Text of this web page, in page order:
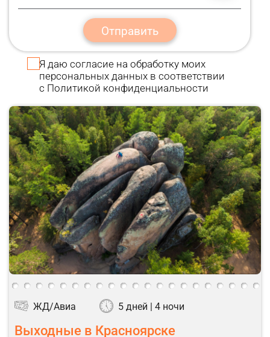
Отправить
Я даю согласиена обработку моих
персональных данных в соответствии
с Политикой конфиденциальности
ЖД/Авиа 5 дней | 4 ночи
Выходные в Красноярске